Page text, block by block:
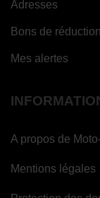
Adresses
Bons de réduction
Mes alertes
A propos de
Mentions légales